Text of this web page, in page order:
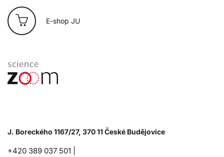
E-shop JU
J. Boreckého 1167/27, 370 11 České Budějovice
+420 389 037 501 |